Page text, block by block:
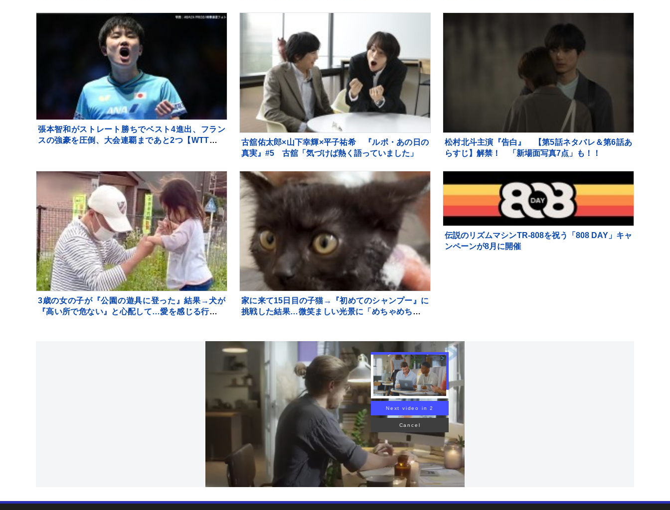
張本智和がストレート勝ちでベスト4進出、フラン
スの強豪を圧倒、大会連覇まであと2つ【WTTチャ
古舘佑太郎×山下幸輝×平子祐希 『ルポ・あの日の
真実』#5 古舘「気づけば熱く語っていました」
松村北斗主演『告白』 【第5話ネタバレ＆第6話あ
らすじ】解禁！ 「新場面写真7点」も！！
3歳の女の子が『公園の遊具に登った』結果→犬が
『高い所で危ない』と心配して…愛を感じる行動に
家に来て15日目の子猫→『初めてのシャンプー』に
挑戦した結果…微笑ましい光景に「めちゃめちゃい
伝説のリズムマシンTR-808を祝う「808 DAY」キャ
ンペーンが8月に開催
Next video in 1
Cancel